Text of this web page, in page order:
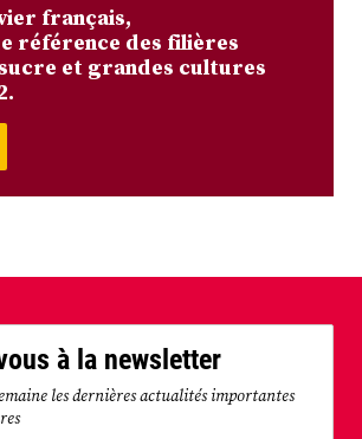
français,
référence des filières
et grandes cultures
à la newsletter
les dernières actualités importantes